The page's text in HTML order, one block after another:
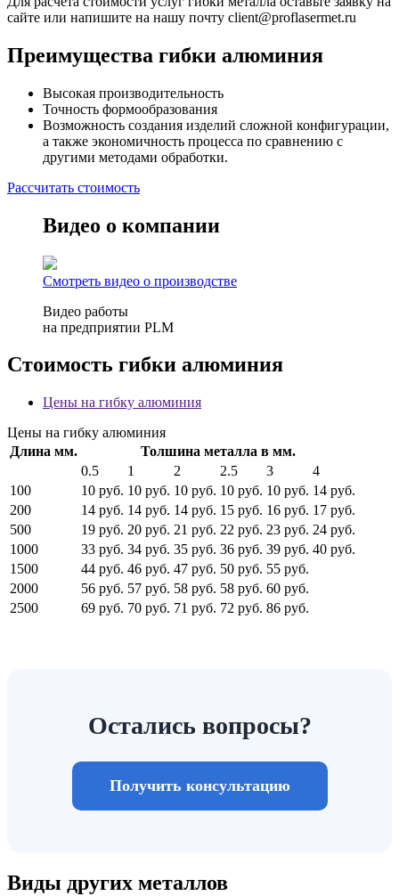
сайте или напишите на нашу почту client@proflasermet.ru
Преимущества гибки алюминия
Высокая производительность
Точность формообразования
Возможность создания изделий сложной конфигурации,
а также экономичность процесса по сравнению с
другими методами обработки.
Рассчитать стоимость
Видео о компании
Смотреть видео о производстве
Видео работы
на предприятии PLM
Стоимость гибки алюминия
Цены на гибку алюминия
Цены на гибку алюминия
Длина мм.
Толшина металла в мм.
0.5
1 2 2.5 3
4
100
10 руб. 10 руб. 10 руб. 10 руб. 10 руб. 14 руб.
200
14 руб. 14 руб. 14 руб. 15 руб. 16 руб. 17 руб.
500
19 руб. 20 руб. 21 руб. 22 руб. 23 руб. 24 руб.
1000
33 руб. 34 руб. 35 руб. 36 руб. 39 руб. 40 руб.
1500
44 руб. 46 руб. 47 руб. 50 руб. 55 руб.
2000
56 руб. 57 руб. 58 руб. 58 руб. 60 руб.
2500
69 руб. 70 руб. 71 руб. 72 руб. 86 руб.
Остались вопросы?
Получить консультацию
Виды других металлов